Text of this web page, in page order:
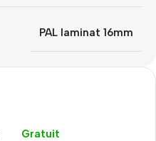
PAL laminat 16mm
Gratuit